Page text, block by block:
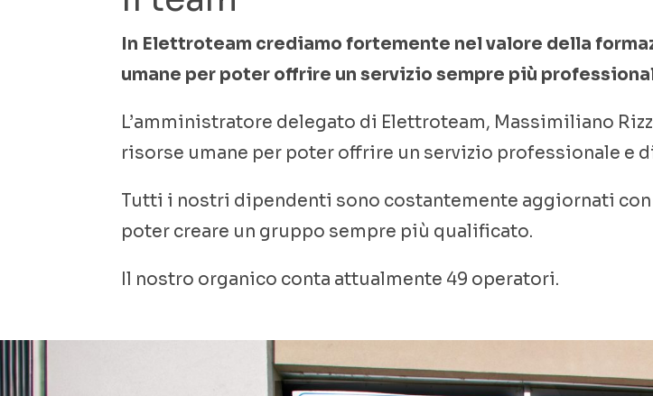
In Elettroteam crediamo fortemente nel valore della
umane per poter offrire un servizio sempre più
L’amministratore delegato di Elettroteam, Massimiliano
risorse umane per poter offrire un servizio professionale e
Tutti i nostri dipendenti sono costantemente aggiornati
poter creare un gruppo sempre più qualificato.
Il nostro organico conta attualmente 49 operatori.